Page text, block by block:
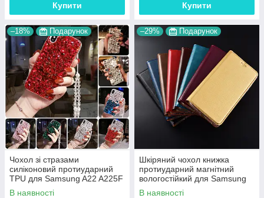
Купити Купити
–18% Подарунок
Чохол зі стразами
силіконовий протиударний
TPU для Samsung A22 A225F
"SWAROV LUXURY"
В наявності
–29% Подарунок
Шкіряний чохол книжка
протиударний магнітний
вологостійкий для Samsung
A22 A225F "VERSANO"
В наявності